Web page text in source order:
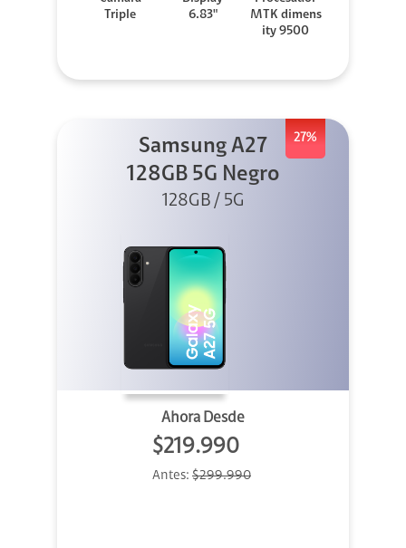
Triple
6.83"
MTK dimens
ity 9500
27%
Samsung A27
128GB 5G Negro
128GB / 5G
Ahora Desde
$219.990
Antes: $299.990